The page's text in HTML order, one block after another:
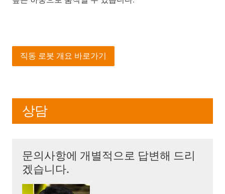
직동 로봇 개요 바로가기
상담
문의사항에 개별적으로 답변해 드리
겠습니다.